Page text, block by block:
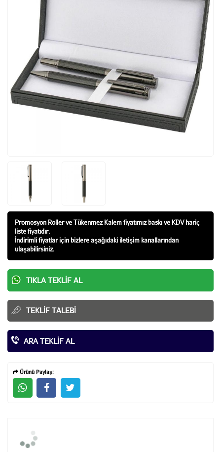
Promosyon Roller ve Tükenmez Kalem fiyatımız baskı ve KDV hariç
liste fiyatıdır.
İndirimli fiyatlar için bizlere aşağıdaki iletişim kanallarından
ulaşabilirsiniz.
TIKLA TEKLIF AL
TEKLIF TALEBI
ARA TEKLIF AL
Ürünü Paylaş: